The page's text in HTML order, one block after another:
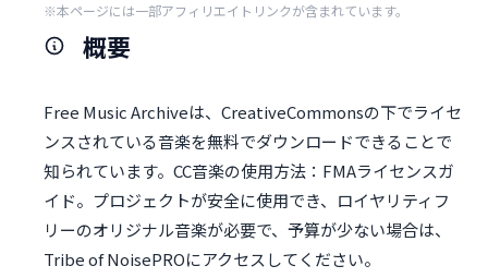
※本ページには一部アフィリエイトリンクが含まれています。
概要
Free Music Archiveは、CreativeCommonsの下でライセ
ンスされている音楽を無料でダウンロードできることで
知られています。CC音楽の使用方法：FMAライセンスガ
イド。プロジェクトが安全に使用でき、ロイヤリティフ
リーのオリジナル音楽が必要で、予算が少ない場合は、
Tribe of NoisePROにアクセスしてください。